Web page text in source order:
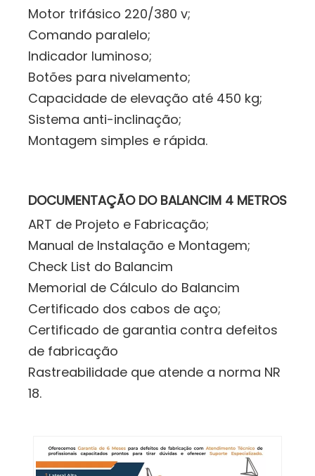
Motor trifásico 220/380 v;
Comando paralelo;
Indicador luminoso;
Botões para nivelamento;
Capacidade de elevação até 450 kg;
Sistema anti-inclinação;
Montagem simples e rápida.
DOCUMENTAÇÃO DO BALANCIM 4 METROS
ART de Projeto e Fabricação;
Manual de Instalação e Montagem;
Check List do Balancim
Memorial de Cálculo do Balancim
Certificado dos cabos de aço;
Certificado de garantia contra defeitos
de fabricação
Rastreabilidade que atende a norma NR
18.